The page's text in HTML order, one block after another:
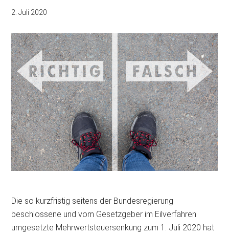
2. Juli 2020
Die so kurzfristig seitens der Bundesregierung
beschlossene und vom Gesetzgeber im Eilverfahren
umgesetzte Mehrwertsteuersenkung zum 1. Juli 2020 hat